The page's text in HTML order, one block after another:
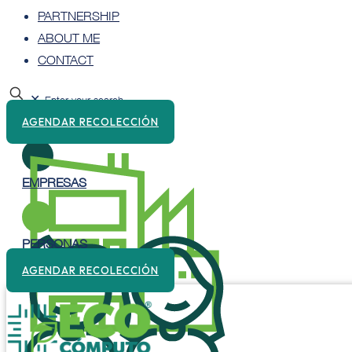
PARTNERSHIP
ABOUT ME
CONTACT
✕
AGENDAR RECOLECCIÓN
EMPRESAS
PERSONAS
AGENDAR RECOLECCIÓN